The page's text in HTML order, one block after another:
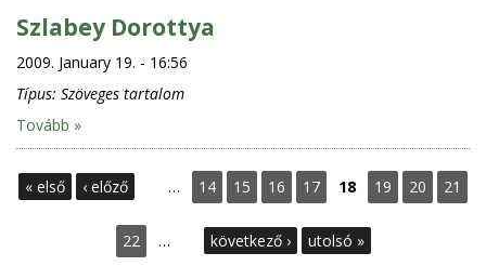
Szlabey Dorottya
2009. January 19. - 16:56
Típus: Szöveges tartalom
Tovább »
P« első ‹ előző … 14 15 16 17 18 19 20 21
22 … következő › utolsó »